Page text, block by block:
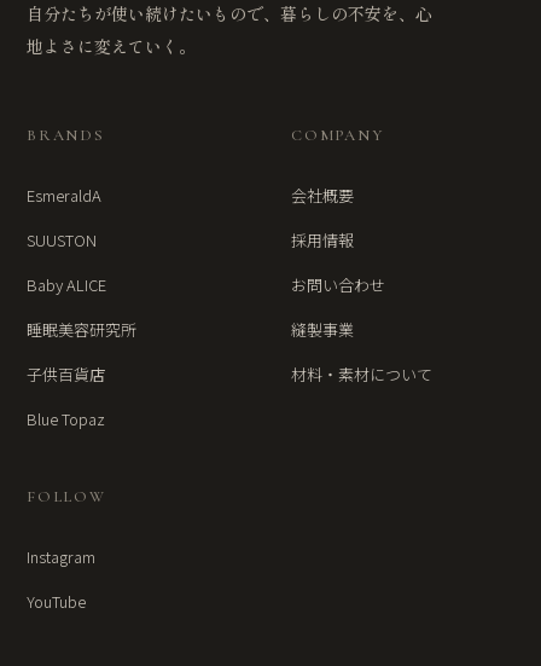
自分たちが使い続けたいもので、暮らしの不安を、心
地よさに変えていく。
BRANDS
EsmeraldA
SUUSTON
Baby ALICE
睡眠美容研究所
子供百貨店
Blue Topaz
COMPANY
会社概要
採用情報
お問い合わせ
縫製事業
材料・素材について
FOLLOW
Instagram
YouTube